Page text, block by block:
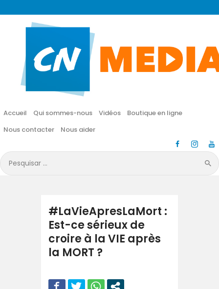
Accueil Qui sommes-nous Vidéos
Boutique en ligne
Nous contacter
Nous aider
Pesquisar
por:
CN MÉDIA
Une vie nouvelle en JESUS !
Accueil
Vidéos
Boutique en ligne
Nous aider
#LaVieApresLaMort :
Est-ce sérieux de
croire à la VIE après
la MORT ?